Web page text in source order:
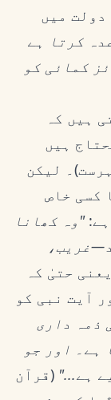
میں
کرتا ہے
کمائی کو
ہیں کہ
ہیں
کی فہرست)۔ لیکن
کسی خاص
ہے:"وہ کھانا
76:8)، یعنی حتیٰ کہ
آیت نبی کو
ذمہ داری
ہے۔ اور جو
ہے..." (قرآن